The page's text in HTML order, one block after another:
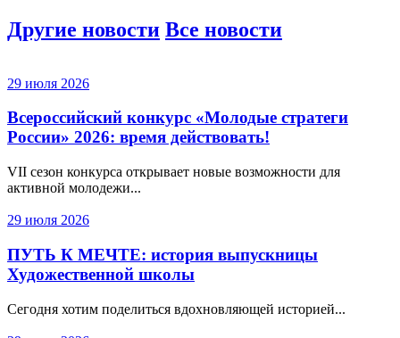
Другие новости Все новости
29 июля 2026
Всероссийский конкурс «Молодые стратеги
России» 2026: время действовать!
VII сезон конкурса открывает новые возможности для
активной молодежи...
29 июля 2026
ПУТЬ К МЕЧТЕ: история выпускницы
Художественной школы
Сегодня хотим поделиться вдохновляющей историей...